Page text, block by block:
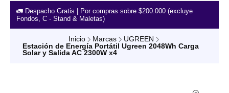
🚛​ Despacho Gratis | Por compras sobre $200.000 (excluye
Fondos, C - Stand & Maletas)
Inicio Marcas
UGREEN
Estación de Energía Portátil Ugreen 2048Wh Carga
Solar y Salida AC 2300W x4